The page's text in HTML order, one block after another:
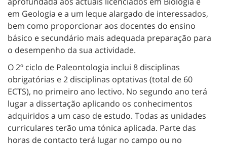
em Geologia e a um leque alargado de interessados,
bem como proporcionar aos docentes do ensino
básico e secundário mais adequada preparação para
o desempenho da sua actividade.
O 2º ciclo de Paleontologia inclui 8 disciplinas
obrigatórias e 2 disciplinas optativas (total de 60
ECTS), no primeiro ano lectivo. No segundo ano terá
lugar a dissertação aplicando os conhecimentos
adquiridos a um caso de estudo. Todas as unidades
curriculares terão uma tónica aplicada. Parte das
horas de contacto terá lugar no campo ou no